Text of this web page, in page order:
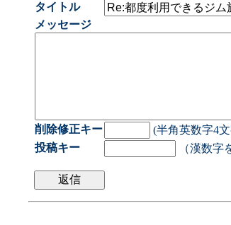
タイトル
メッセージ
削除修正キー
(半角英数字4
投稿キー
（漢数字